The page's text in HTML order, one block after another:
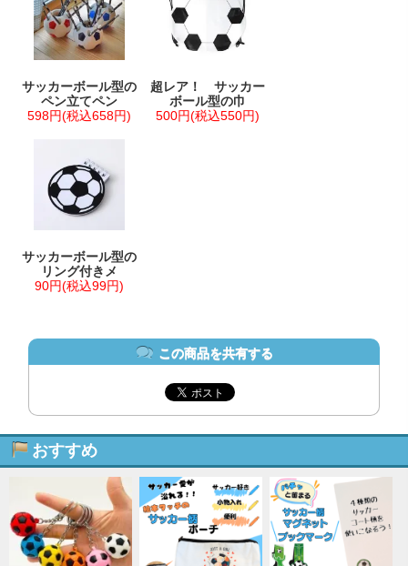
サッカーボール型の
ペン立てペン
598円(税込658円)
超レア！ サッカー
ボール型の巾
500円(税込550円)
サッカーボール型の
リング付きメ
90円(税込99円)
この商品を共有する
おすすめ